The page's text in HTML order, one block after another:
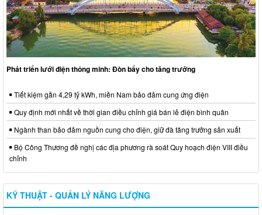
Phát triển lưới điện thông minh: Đòn bẩy cho tăng trưởng
Tiết kiệm gần 4,29 tỷ kWh, miền Nam bảo đảm cung ứng điện
Quy định mới nhất về thời gian điều chỉnh giá bán lẻ điện bình quân
Ngành than bảo đảm nguồn cung cho điện, giữ đà tăng trưởng sản xuất
Bộ Công Thương đề nghị các địa phương rà soát Quy hoạch điện VIII điều
chỉnh
KỸ THUẬT - QUẢN LÝ NĂNG LƯỢNG